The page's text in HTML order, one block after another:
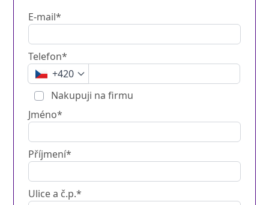
E-mail*
Telefon*
+420
Nakupuji na firmu
Jméno*
Příjmení*
Ulice a č.p.*